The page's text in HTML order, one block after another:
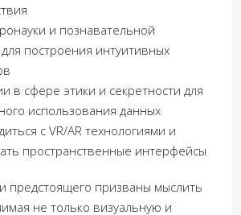
и познавательной
построения интуитивных
в сфере этики и секретности для
использования данных
с VR/AR технологиями и
пространственные интерфейсы
предстоящего призваны мыслить
не только визуальную и